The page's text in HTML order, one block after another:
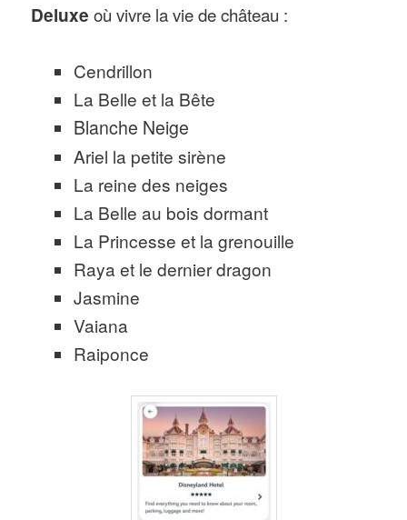
Deluxe où vivre la vie de château :
Cendrillon
La Belle et la Bête
Blanche Neige
Ariel la petite sirène
La reine des neiges
La Belle au bois dormant
La Princesse et la grenouille
Raya et le dernier dragon
Jasmine
Vaiana
Raiponce